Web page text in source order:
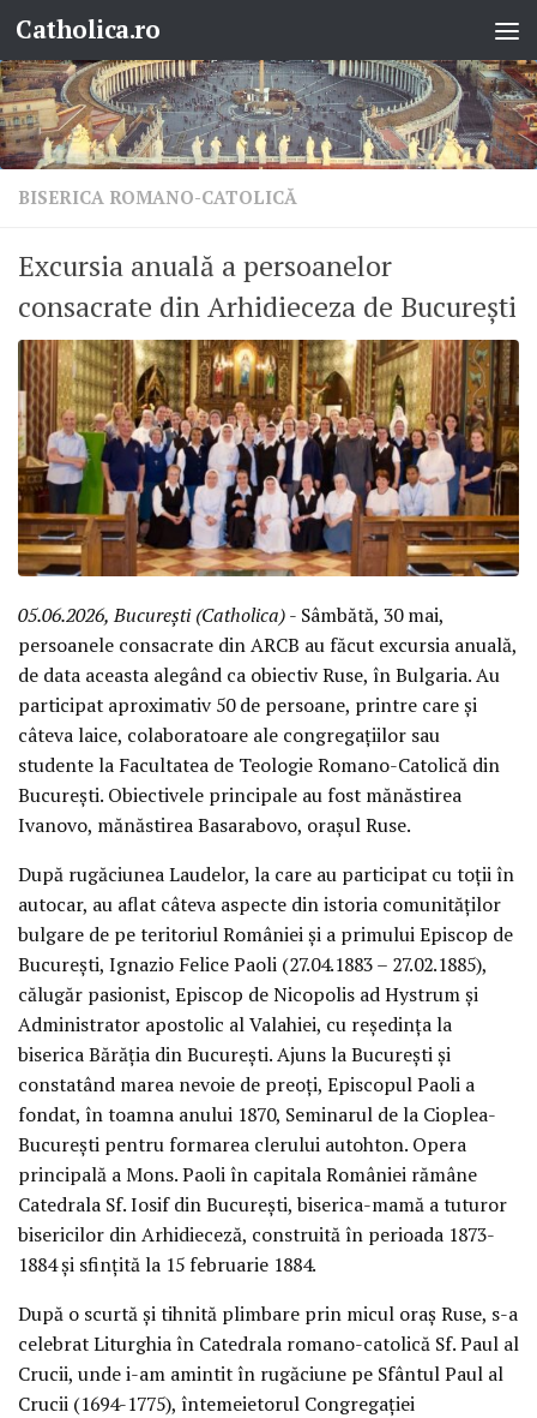
Skip to content
Catholica.ro
BISERICA ROMANO-CATOLICĂ
Excursia anuală a persoanelor
consacrate din Arhidieceza de București
05.06.2026, București (Catholica)- Sâmbătă, 30 mai,
persoanele consacrate din ARCB au făcut excursia anuală,
de data aceasta alegând ca obiectiv Ruse, în Bulgaria. Au
participat aproximativ 50 de persoane, printre care și
câteva laice, colaboratoare ale congregațiilor sau
studente la Facultatea de Teologie Romano-Catolică din
București. Obiectivele principale au fost mănăstirea
Ivanovo, mănăstirea Basarabovo, orașul Ruse.
După rugăciunea Laudelor, la care au participat cu toții în
autocar, au aflat câteva aspecte din istoria comunităților
bulgare de pe teritoriul României și a primului Episcop de
București, Ignazio Felice Paoli (27.04.1883 – 27.02.1885),
călugăr pasionist, Episcop de Nicopolis ad Hystrum și
Administrator apostolic al Valahiei, cu reședința la
biserica Bărăția din București. Ajuns la București și
constatând marea nevoie de preoți, Episcopul Paoli a
fondat, în toamna anului 1870, Seminarul de la Cioplea-
București pentru formarea clerului autohton. Opera
principală a Mons. Paoli în capitala României rămâne
Catedrala Sf. Iosif din București, biserica-mamă a tuturor
bisericilor din Arhidieceză, construită în perioada 1873-
1884 și sfințită la 15 februarie 1884.
După o scurtă și tihnită plimbare prin micul oraș Ruse, s-a
celebrat Liturghia în Catedrala romano-catolică Sf. Paul al
Crucii, unde i-am amintit în rugăciune pe Sfântul Paul al
Crucii (1694-1775), întemeietorul Congregației